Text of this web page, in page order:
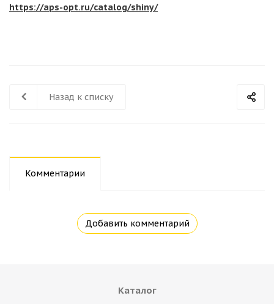
https://aps-opt.ru/catalog/shiny/
Назад к списку
Комментарии
Добавить комментарий
Каталог